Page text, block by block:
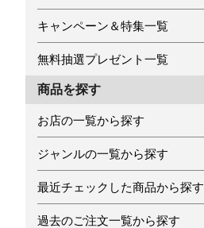
キャンペーン＆特集一覧
無料抽選プレゼント一覧
商品を探す
お店の一覧から探す
ジャンルの一覧から探す
最近チェックした商品から探す
過去のご注文一覧から探す